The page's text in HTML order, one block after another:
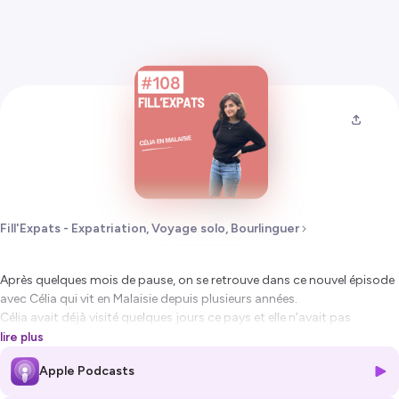
Fill'Expats - Expatriation, Voyage solo, Bourlinguer
Après quelques mois de pause, on se retrouve dans ce nouvel épisode
avec Célia qui vit en Malaisie depuis plusieurs années.
Célia avait déjà visité quelques jours ce pays et elle n’avait pas
spécialement apprécié. Après quelques années à l’étranger, elle saisit
tout de même l’opportunité d’y poser ses valises.
Celia est une serial expatriée : Espagne, Ecosse, Angleterre, Thaïlande
lire plus
Apple Podcasts